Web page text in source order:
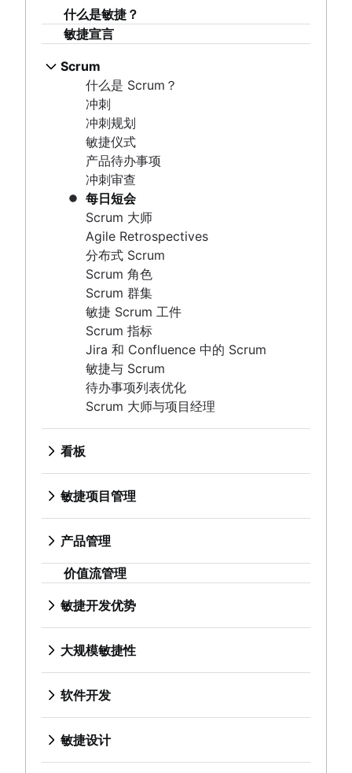
敏捷模板
任务跟踪器
工作流自动化
项目状态报告
工作流程图
项目路线图
项目时间表
问题跟踪软件
项目管理路线图工具
技术路线图
项目计划软件
待办事项列表管理工具
工作流管理
工作流示例
如何创建项目路线图
冲刺规划工具
冲刺演示
项目时间线软件
任务自动化
产品待办事项与冲刺待办事项对比
工作流管理工具
冲刺节奏
快速跟进
斐波那契故事点
截止日期管理
项目管理技能
工作量管理
免费的项目管理软件
持续改进流程
Risk analysis
Project management AI agents
产品规划
产品发布会
产品运营模式
产品设计
Product-led growth
Story mapping
冲刺规划
敏捷仪式
产品待办事项
冲刺审查
每日短会
Scrum 大师
Agile Retrospectives
分布式 Scrum
Scrum 角色
Scrum 群集
敏捷 Scrum 工件
Scrum 指标
Jira 和 Confluence 中的 Scrum
敏捷与 Scrum
待办事项列表优化
Scrum 大师与项目经理
什么是看板？
WIP 限制
看板与 Scrum 对比分析
Kanplan
看板卡
敏捷项目管理
什么是敏捷项目管理？
人工智能工作流自动化
长篇故事、故事和计划
敏捷长篇故事
用户故事
故事点和估算
任务管理工具
敏捷开发指标
免费的项目管理软件
项目集经理与项目经理对比分析
项目基线
Scrum 的支柱
Scrum 板
瀑布方法
Scrum 速度
产品管理
什么是产品管理？
新任产品经理的建议
敏捷路线图
产品路线图演示
产品要求
产品分析
产品开发
远程产品管理
产品发现
产品规格
产品开发策略
产品管理 KPI
净推荐值
价值流管理
敏捷开发优势
敏捷竞争优势
敏捷思维
实现敏捷
大规模敏捷性
管理敏捷项目组合
敏捷目标和关键成果 (OKR)
长期敏捷规划
Scaled Agile Framework
敏捷 Spotify 模型
规模化 Scrum
敏捷铁三角
改进型 Kata
敏捷开发扩展基础知识以外的信息
软件开发
什么是软件开发？
Git
分支策略
在 Git 中创建分支
代码审查
软件发布
无压力发布
敏捷设计
什么是敏捷设计？
协作设计
创意运营
Design sprint
敏捷营销
什么是敏捷营销？
人工智能营销自动化
营销运营
DevOps
敏捷开发团队
什么是敏捷？
敏捷宣言
Scrum
什么是 Scrum？
冲刺
冲刺规划
敏捷仪式
产品待办事项
冲刺审查
每日短会
Scrum 大师
Agile Retrospectives
分布式 Scrum
Scrum 角色
Scrum 群集
敏捷 Scrum 工件
Scrum 指标
Jira 和 Confluence 中的 Scrum
敏捷与 Scrum
待办事项列表优化
Scrum 大师与项目经理
看板
什么是看板？
看板
WIP 限制
Kanplan
看板卡
敏捷项目管理
什么是敏捷项目管理？
敏捷方法与瀑布式方法对比分析
人工智能工作流自动化
敏捷长篇故事
用户故事
故事点和估算
敏捷开发指标
甘特图
免费的项目管理软件
项目集经理与项目经理对比分析
项目基线
产品管理
什么是产品管理？
产品路线图
产品经理
新任产品经理的建议
产品路线图演示
产品要求
产品分析
远程产品管理
最简可行产品
产品发现
价值流管理
敏捷开发优势
敏捷的优势是什么？
从业务战略到开发
敏捷竞争优势
实现敏捷
大规模敏捷性
什么是规模化敏捷？
管理敏捷项目组合
长期敏捷规划
Scaled Agile Framework
软件开发
什么是软件开发？
软件开发人员
敏捷设计
什么是敏捷设计？